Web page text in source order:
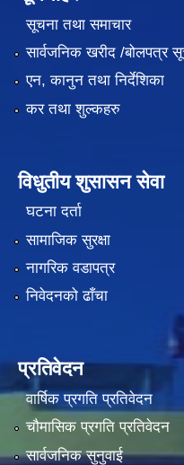
सूचना तथा समाचार
सार्वजनिक खरीद /बोलपत्र
एन, कानुन तथा निर्देशिका
कर तथा शुल्कहरु
विधुतीय शुसासन सेवा
घटना दर्ता
सामाजिक सुरक्षा
नागरिक वडापत्र
निवेदनको ढाँचा
प्रतिवेदन
वार्षिक प्रगति प्रतिवेदन
चौमासिक प्रगति प्रतिवेदन
सार्वजनिक सुनुवाई